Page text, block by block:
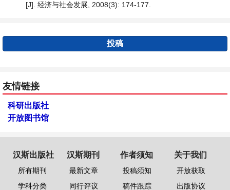
[J]. 经济与社会发展, 2008(3): 174-177.
投稿
友情链接
科研出版社
开放图书馆
汉斯出版社
所有期刊
学科分类
汉斯期刊
最新文章
同行评议
作者须知
投稿须知
稿件跟踪
关于我们
开放获取
出版协议